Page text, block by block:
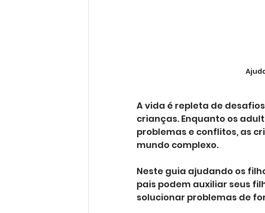
A vida é repleta de
crianças. Enquanto os
problemas e conflitos, as
mundo complexo.
Neste guia ajudando os
pais podem auxiliar seus
solucionar problemas de